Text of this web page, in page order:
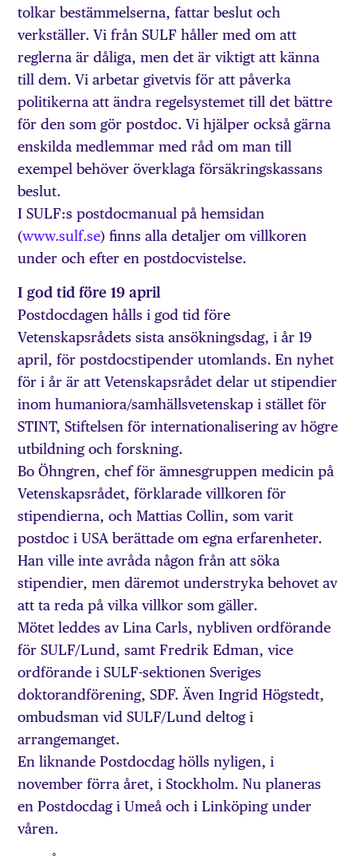
tolkar bestämmelserna, fattar beslut och
verkställer. Vi från SULF håller med om att
reglerna är dåliga, men det är viktigt att känna
till dem. Vi arbetar givetvis för att påverka
politikerna att ändra regelsystemet till det bättre
för den som gör postdoc. Vi hjälper också gärna
enskilda medlemmar med råd om man till
exempel behöver överklaga försäkringskassans
beslut.
I SULF:s postdocmanual på hemsidan
(www.sulf.se) finns alla detaljer om villkoren
under och efter en postdocvistelse.
I god tid före 19 april
Postdocdagen hålls i god tid före
Vetenskapsrådets sista ansökningsdag, i år 19
april, för postdocstipender utomlands. En nyhet
för i år är att Vetenskapsrådet delar ut stipendier
inom humaniora/samhällsvetenskap i stället för
STINT, Stiftelsen för internationalisering av högre
utbildning och forskning.
Bo Öhngren, chef för ämnesgruppen medicin på
Vetenskapsrådet, förklarade villkoren för
stipendierna, och Mattias Collin, som varit
postdoc i USA berättade om egna erfarenheter.
Han ville inte avråda någon från att söka
stipendier, men däremot understryka behovet av
att ta reda på vilka villkor som gäller.
Mötet leddes av Lina Carls, nybliven ordförande
för SULF/Lund, samt Fredrik Edman, vice
ordförande i SULF-sektionen Sveriges
doktorandförening, SDF. Även Ingrid Högstedt,
ombudsman vid SULF/Lund deltog i
arrangemanget.
En liknande Postdocdag hölls nyligen, i
november förra året, i Stockholm. Nu planeras
en Postdocdag i Umeå och i Linköping under
våren.